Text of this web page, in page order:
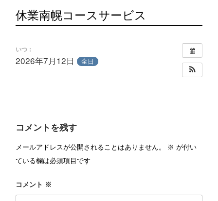
休業南幌コースサービス
いつ：
2026年7月12日 全日
コメントを残す
メールアドレスが公開されることはありません。 ※ が付い
ている欄は必須項目です
コメント ※